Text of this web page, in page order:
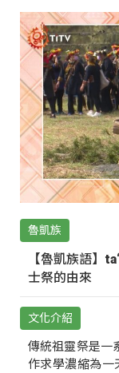
魯凱族
【魯凱族語】
士祭的由來
文化介紹
傳統祖靈祭是一
作求學濃縮為一